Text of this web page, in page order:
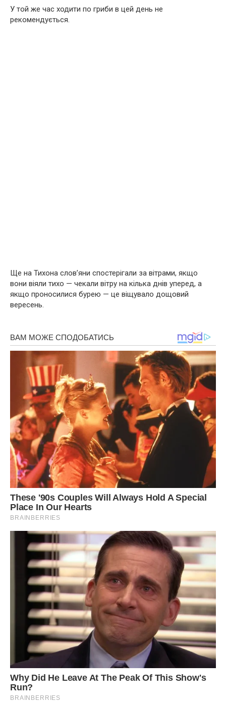
У той же час ходити по гриби в цей день не
рекомендується.
Ще на Тихона слов’яни спостерігали за вітрами, якщо
вони віяли тихо — чекали вітру на кілька днів уперед, а
якщо проносилися бурею — це віщувало дощовий
вересень.